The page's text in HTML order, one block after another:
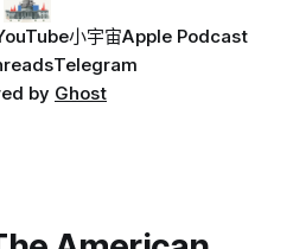
小宇宙Apple Podcast
Telegram
by Ghost